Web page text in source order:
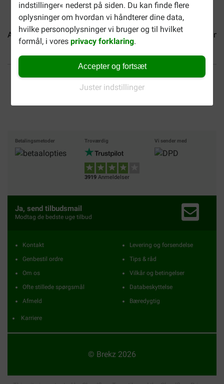
indstillinger« nederst på siden. Du kan finde flere
oplysninger om hvordan vi håndterer dine data,
hvilke personoplysninger vi bruger og til hvilket
formål, i voresprivacy forklaring.
Accepter og fortsæt
Juster indstillinger
Almo Nature HFC Jelly... Almo Nature HFC Natural...
Op til 40% billigere Fri levering fra 599 DKK
Betalingsmetoder Troværdig
3919 Anmeldelser
Vi sender med
Ja, send tilbudsmail
Modtag de bedste uge tilbud
Kontakt
Genbestil ordre
Om os
Ofte stillede spørgsmål
Afmeld
Karriere
Levering og forsendelse
Tips & råd
Vilkår og betingelser
Databeskyttelse
Bæredygtig
© Brekz 2026